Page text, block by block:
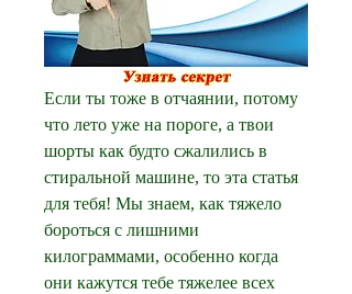
Если ты тоже в отчаянии, потому
что лето уже на пороге, а твои
шорты как будто сжалились в
стиральной машине, то эта статья
для тебя! Мы знаем, как тяжело
бороться с лишними
килограммами, особенно когда
они кажутся тебе тяжелее всех